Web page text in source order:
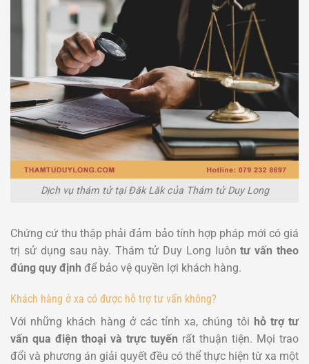
Dịch vụ thám tử tại Đăk Lăk của Thám tử Duy Long
Chứng cứ thu thập phải đảm bảo tính hợp pháp mới có giá
trị sử dụng sau này. Thám tử Duy Long luôntư vấn theo
đúng quy định để bảo vệ quyền lợi khách hàng.
Khách hàng ở xa có được hỗ trợ tư vấn không?
Với những khách hàng ở các tỉnh xa, chúng tôi hỗ trợ tư
vấn qua điện thoại và trực tuyến rất thuận tiện. Mọi trao
đổi và phương án giải quyết đều có thể thực hiện từ xa một